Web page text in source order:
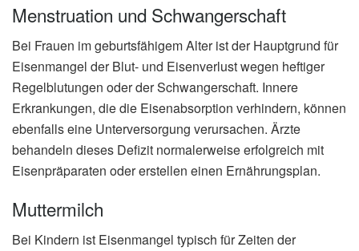
Menstruation und Schwangerschaft
Bei Frauen im geburtsfähigem Alter ist der Hauptgrund für
Eisenmangel der Blut- und Eisenverlust wegen heftiger
Regelblutungen oder der Schwangerschaft. Innere
Erkrankungen, die die Eisenabsorption verhindern, können
ebenfalls eine Unterversorgung verursachen. Ärzte
behandeln dieses Defizit normalerweise erfolgreich mit
Eisenpräparaten oder erstellen einen Ernährungsplan.
Muttermilch
Bei Kindern ist Eisenmangel typisch für Zeiten der